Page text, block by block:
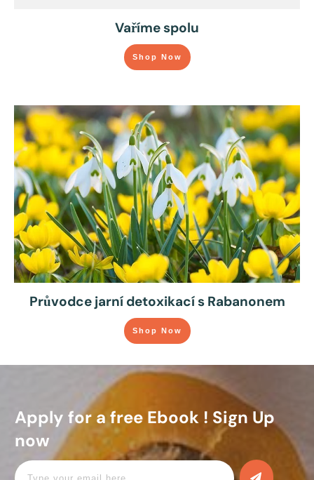
Vaříme spolu
Shop Now
Průvodce jarní detoxikací s Rabanonem
Shop Now
Apply for a free Ebook ! Sign Up
now